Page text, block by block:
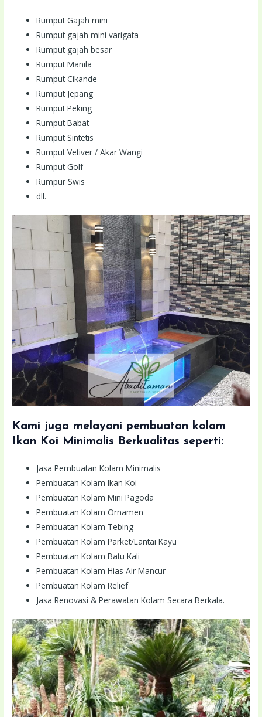
Rumput Gajah mini
Rumput gajah mini varigata
Rumput gajah besar
Rumput Manila
Rumput Cikande
Rumput Jepang
Rumput Peking
Rumput Babat
Rumput Sintetis
Rumput Vetiver / Akar Wangi
Rumput Golf
Rumpur Swis
dll.
Kami juga melayani pembuatan kolam
Ikan Koi Minimalis Berkualitas seperti:
Jasa Pembuatan Kolam Minimalis
Pembuatan Kolam Ikan Koi
Pembuatan Kolam Mini Pagoda
Pembuatan Kolam Ornamen
Pembuatan Kolam Tebing
Pembuatan Kolam Parket/Lantai Kayu
Pembuatan Kolam Batu Kali
Pembuatan Kolam Hias Air Mancur
Pembuatan Kolam Relief
Jasa Renovasi & Perawatan Kolam Secara Berkala.